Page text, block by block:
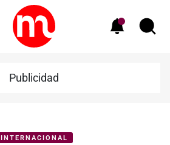
Publicidad
INTERNACIONAL